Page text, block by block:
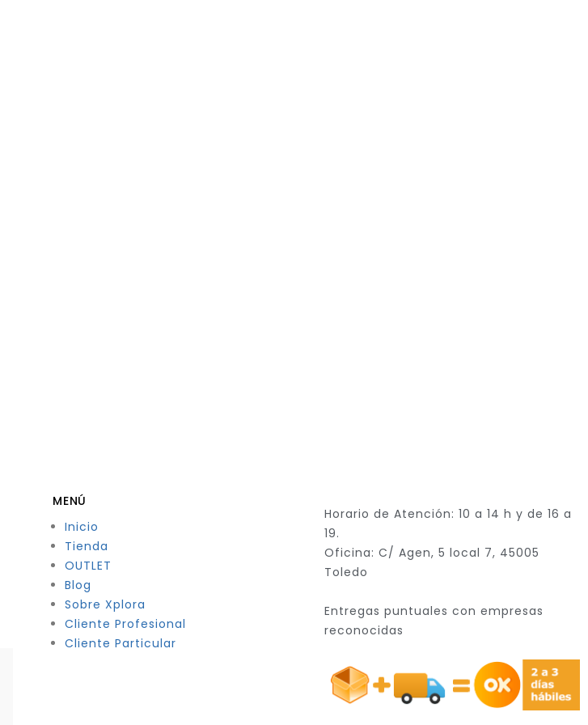
MENÚ
Inicio
Tienda
OUTLET
Blog
Sobre Xplora
Cliente Profesional
Cliente Particular
Horario de Atención: 10 a 14 h y de 16 a
19.
Oficina: C/ Agen, 5 local 7, 45005
Toledo
Entregas puntuales con empresas
reconocidas